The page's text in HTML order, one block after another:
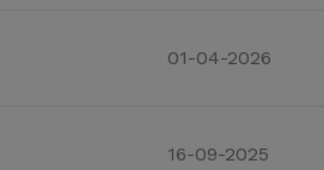
01-04-2026
16-09-2025